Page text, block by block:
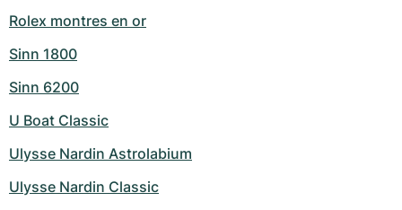
Rolex montres en or
Sinn 1800
Sinn 6200
U Boat Classic
Ulysse Nardin Astrolabium
Ulysse Nardin Classic